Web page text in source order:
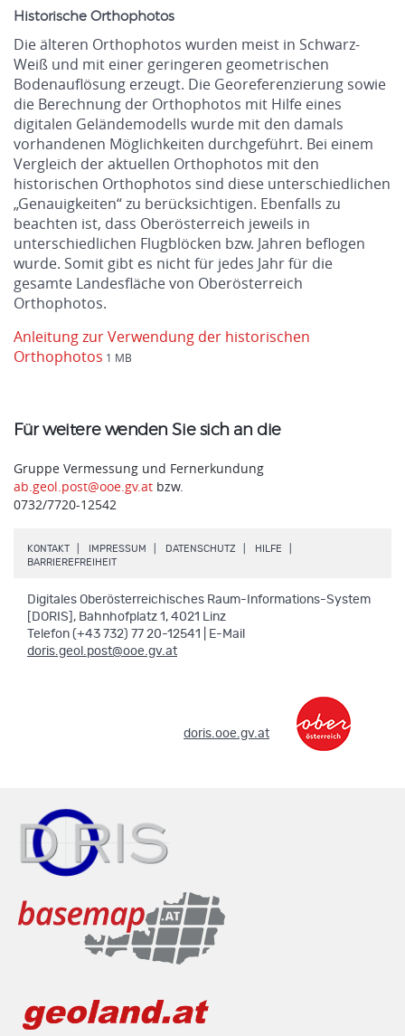
Historische Orthophotos
Die älteren Orthophotos wurden meist in Schwarz-
Weiß und mit einer geringeren geometrischen
Bodenauflösung erzeugt. Die Georeferenzierung sowie
die Berechnung der Orthophotos mit Hilfe eines
digitalen Geländemodells wurde mit den damals
vorhandenen Möglichkeiten durchgeführt. Bei einem
Vergleich der aktuellen Orthophotos mit den
historischen Orthophotos sind diese unterschiedlichen
„Genauigkeiten“ zu berücksichtigen. Ebenfalls zu
beachten ist, dass Oberösterreich jeweils in
unterschiedlichen Flugblöcken bzw. Jahren beflogen
wurde. Somit gibt es nicht für jedes Jahr für die
gesamte Landesfläche von Oberösterreich
Orthophotos.
Anleitung zur Verwendung der historischen
Orthophotos 1 MB
Für weitere wenden Sie sich an die
Gruppe Vermessung und Fernerkundung
ab.geol.post@ooe.gv.at bzw.
0732/7720-12542
KONTAKT IMPRESSUM DATENSCHUTZ HILFE
BARRIEREFREIHEIT.
Digitales Oberösterreichisches Raum-Informations-System
[DORIS], Bahnhofplatz 1, 4021 Linz
Telefon (+43 732) 77 20-12541 | E-Mail
doris.geol.post@ooe.gv.at
doris.ooe.gv.at.